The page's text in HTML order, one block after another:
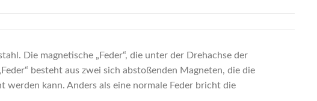
Die magnetische „Feder“, die unter der Drehachse der
besteht aus zwei sich abstoßenden Magneten, die die
werden kann. Anders als eine normale Feder bricht die